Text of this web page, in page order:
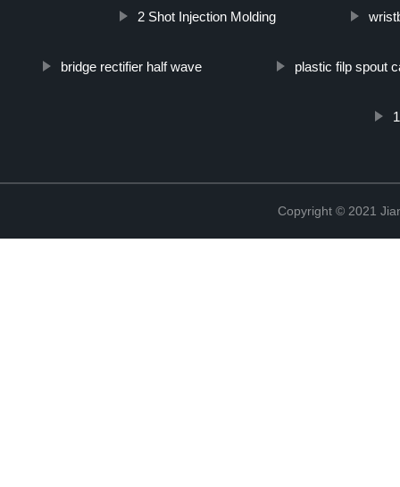
2 Shot Injection Molding
bridge rectifier half wave plastic filp spout
Copyright © 2021